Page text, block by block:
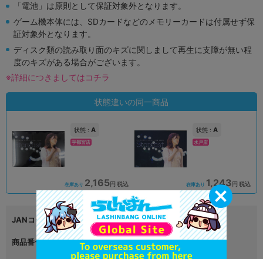
「電池」は原則として保証対象外となります。
ゲーム機本体には、SDカードなどのメモリーカードは付属せず保
証対象外となります。
ディスク類の読み取り面のキズに関しまして再生に支障が無い程
度のキズがある場合がございます。
※詳細につきましてはコチラ
状態違いの同一商品
状態 : A
宇都宮店
在庫あり 2,165円 税込
状態 : A
水戸店
在庫あり 1,243円 税込
JANコード 4524135030634
商品番号 L04741749